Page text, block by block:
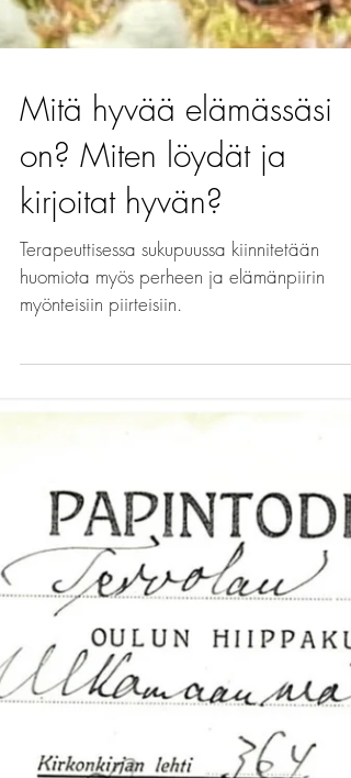
Mitä hyvää elämässäsi
on? Miten löydät ja
kirjoitat hyvän?
Terapeuttisessa sukupuussa kiinnitetään